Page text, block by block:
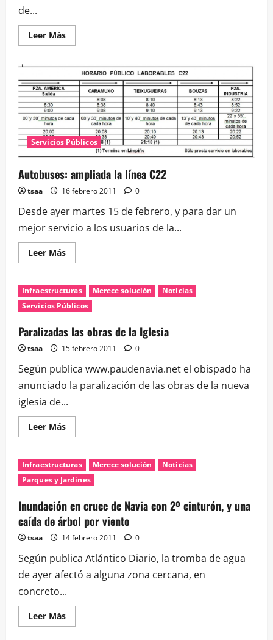
12:00h
de...
Leer MásLeer
más
Las
bicicletas
podrían
tener
preferencia
en
Navia
Servicios Públicos
Autobuses: ampliada la línea C22
tsaa 16 febrero 2011 0
Desde ayer martes 15 de febrero, y para dar un
mejor servicio a los usuarios de la...
Leer MásLeer
más
Autobuses:
ampliada
la
línea
Infraestructuras Merece solución
Noticias
Servicios Públicos
Paralizadas las obras de la Iglesia
tsaa 15 febrero 2011 0
Según publica www.paudenavia.net el obispado ha
anunciado la paralización de las obras de la nueva
iglesia de...
Leer MásLeer
más
Paralizadas
las
obras
de
Iglesia
Infraestructuras Merece solución
Noticias
Parques y Jardines
Inundación en cruce de Navia con 2º cinturón, y una
caída de árbol por viento
tsaa 14 febrero 2011 0
Según publica Atlántico Diario, la tromba de agua
de ayer afectó a alguna zona cercana, en
concreto...
Leer MásLeer
más